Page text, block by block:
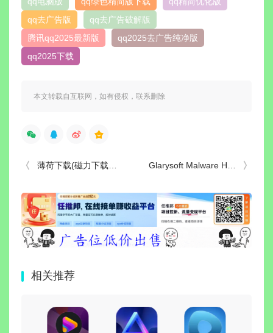
qq去广告版
qq去广告破解版
腾讯qq2025最新版
qq2025去广告纯净版
qq2025下载
本文转载自互联网，如有侵权，联系删除
薄荷下载(磁力下载神器) v1.3.9 会员解锁去广告版 Glarysoft Malware Hunter(恶意软件猎人) v1.218.0.860 中文绿色版
相关推荐